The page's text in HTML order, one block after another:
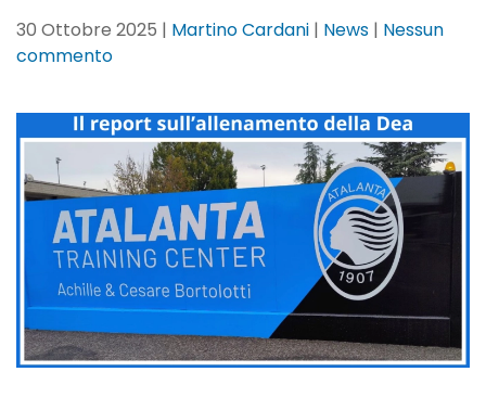
30 Ottobre 2025 | Martino Cardani | News | Nessun
commentosu
News:
report
allenamento
30
ottobre.
Ottime
notizie
per
de
Roon!